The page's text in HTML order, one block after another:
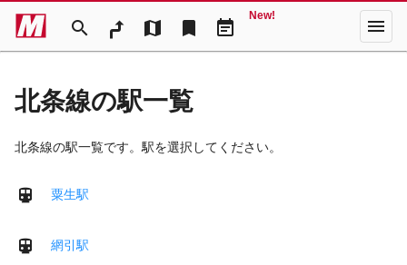
search map bookmark event_note
New! menu
北条線の駅一覧
北条線の駅一覧です。駅を選択してください。
粟生駅
網引駅